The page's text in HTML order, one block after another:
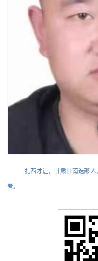
扎西才让，甘肃甘南迭部
者。